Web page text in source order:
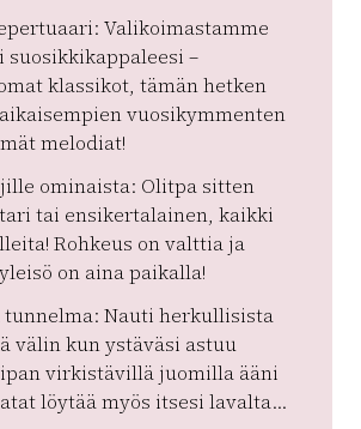
Valikoimastamme
suosikkikappaleesi –
klassikot, tämän hetken
vuosikymmenten
melodiat!
ominaista: Olitpa sitten
tai ensikertalainen, kaikki
Rohkeus on valttia ja
on aina paikalla!
tunnelma: Nauti herkullisista
välin kun ystäväsi astuu
virkistävillä juomilla ääni
löytää myös itsesi lavalta…